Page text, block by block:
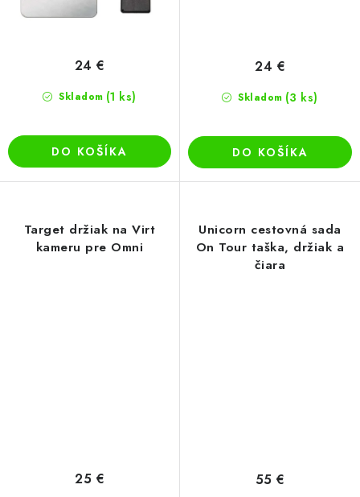
Skladom (1 ks)
24 €
DO KOŠÍKA
Skladom (3 ks)
24 €
DO KOŠÍKA
Target držiak na Virt
kameru pre Omni
25 €
Unicorn cestovná sada
On Tour taška, držiak a
čiara
55 €